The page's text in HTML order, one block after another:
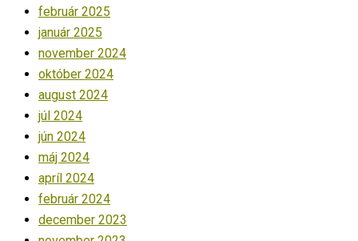
február 2025
január 2025
november 2024
október 2024
august 2024
júl 2024
jún 2024
máj 2024
apríl 2024
február 2024
december 2023